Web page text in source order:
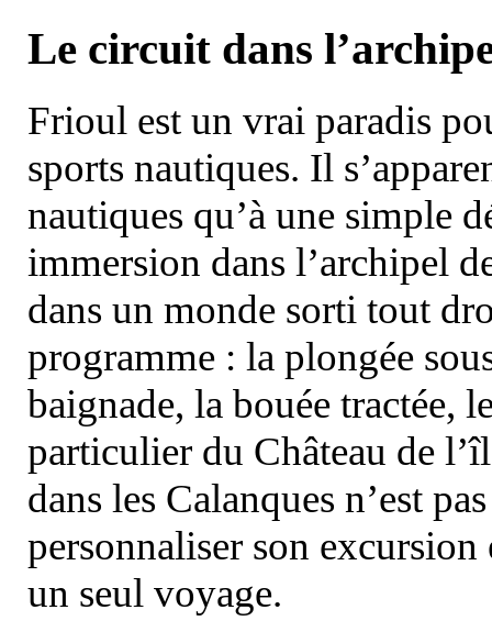
Le circuit dans
Frioul est un vrai paradis
sports nautiques. Il
nautiques qu’à une simple
immersion dans l’archipel
dans un monde sorti tout
programme : la plongée
baignade, la bouée tractée,
particulier du Château de
dans les Calanques n’est
personnaliser son
un seul voyage.